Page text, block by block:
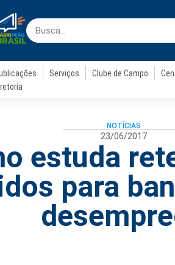
Serviços Clube de Campo
NOTÍCIAS
23/06/2017
estuda
para